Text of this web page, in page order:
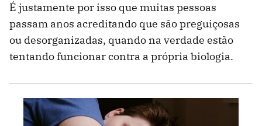
É justamente por isso que muitas pessoas
passam anos acreditando que são preguiçosas
ou desorganizadas, quando na verdade estão
tentando funcionar contra a própria biologia.